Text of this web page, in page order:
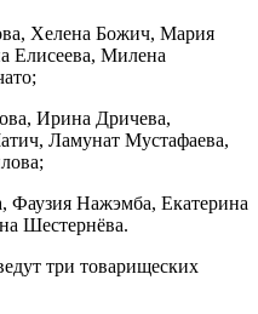
Хелена Божич, Мария
Елисеева, Милена
Ирина Дричева,
Ламунат Мустафаева,
Фаузия Нажэмба, Екатерина
Шестернёва.
три товарищеских